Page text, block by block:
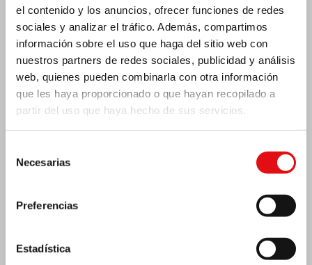
el contenido y los anuncios, ofrecer funciones de redes
sociales y analizar el tráfico. Además, compartimos
información sobre el uso que haga del sitio web con
nuestros partners de redes sociales, publicidad y análisis
web, quienes pueden combinarla con otra información
que les haya proporcionado o que hayan recopilado a
partir del uso que haya hecho de sus servicios.
Necesarias
Preferencias
Estadística
Costa de Marfil: Doble jubileo de plata